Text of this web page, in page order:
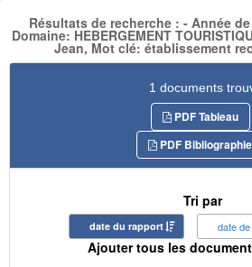
Résultats de recherche : - Année
Domaine: HEBERGEMENT
Jean, Mot clé: établissement
1 documents
PDF Tableau
PDF Bibliographie
Tri par
date du rapport date
Ajouter tous les